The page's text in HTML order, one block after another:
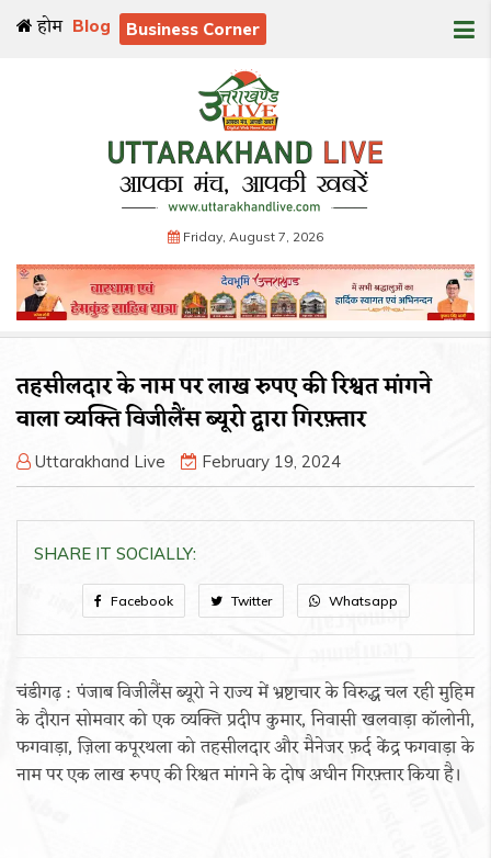
होम Blog Business Corner
Friday, August 7, 2026
तहसीलदार के नाम पर लाख रुपए की रिश्वत मांगने
वाला व्यक्ति विजीलैंस ब्यूरो द्वारा गिरफ़्तार
Uttarakhand Live February 19, 2024
SHARE IT SOCIALLY:
Facebook Twitter Whatsapp
चंडीगढ़ : पंजाब विजीलैंस ब्यूरो ने राज्य में भ्रष्टाचार के विरुद्ध चल रही मुहिम
के दौरान सोमवार को एक व्यक्ति प्रदीप कुमार, निवासी खलवाड़ा कॉलोनी,
फगवाड़ा, ज़िला कपूरथला को तहसीलदार और मैनेजर फ़र्द केंद्र फगवाड़ा के
नाम पर एक लाख रुपए की रिश्वत मांगने के दोष अधीन गिरफ़्तार किया है।